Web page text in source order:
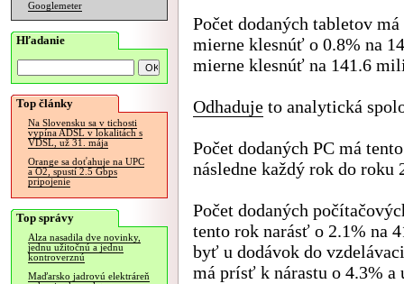
Googlemeter
Hľadanie
Top články
Na Slovensku sa v tichosti
vypína ADSL v lokalitách s
VDSL, už 31. mája
Orange sa doťahuje na UPC
a O2, spustí 2.5 Gbps
pripojenie
Top správy
Alza nasadila dve novinky,
jednu užitočnú a jednu
kontroverznú
Maďarsko jadrovú elektráreň
Počet dodaných tabletov
mierne klesnúť o 0.8% na
mierne klesnúť na 141.6
Odhaduje to analytická
Počet dodaných PC má
následne každý rok do roku
Počet dodaných
tento rok narásť o 2.1% na
byť u dodávok do
má prísť k nárastu o 4.3%